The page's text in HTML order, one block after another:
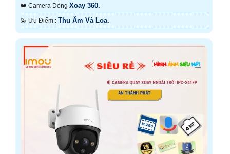
👑 Camera Dòng Xoay 360.
️💫 Ưu Điểm : Thu Âm Và Loa.